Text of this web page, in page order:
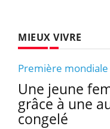
MIEUX VIVRE
Première mondiale
Une jeune
grâce à une
congelé